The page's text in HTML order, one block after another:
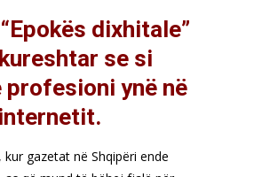
dixhitale”
se si
ynë në
gazetat në Shqipëri ende